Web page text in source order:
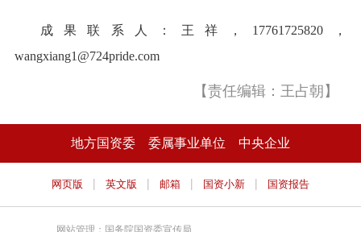
成果联系人：王祥，17761725820，
wangxiang1@724pride.com
【责任编辑：王占朝】
地方国资委 委属事业单位 中央企业
网页版 | 英文版 | 邮箱 | 国资小新 | 国资报告
网站管理：国务院国资委宣传局